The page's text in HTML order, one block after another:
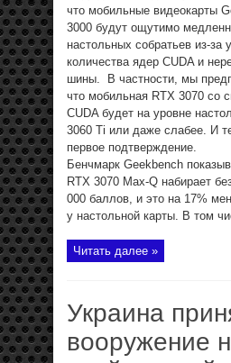
что мобильные видеокарты
3000 будут ощутимо
настольных собратьев из-за
количества ядер CUDA и
шины. В частности, мы
что мобильная RTX 3070 со
CUDA будет на уровне
3060 Ti или даже слабее. И
первое подтверждение.
Бенчмарк Geekbench
RTX 3070 Max-Q набирает
000 баллов, и это на 17%
у настольной карты. В том
Читать далее »
Украина
вооружение